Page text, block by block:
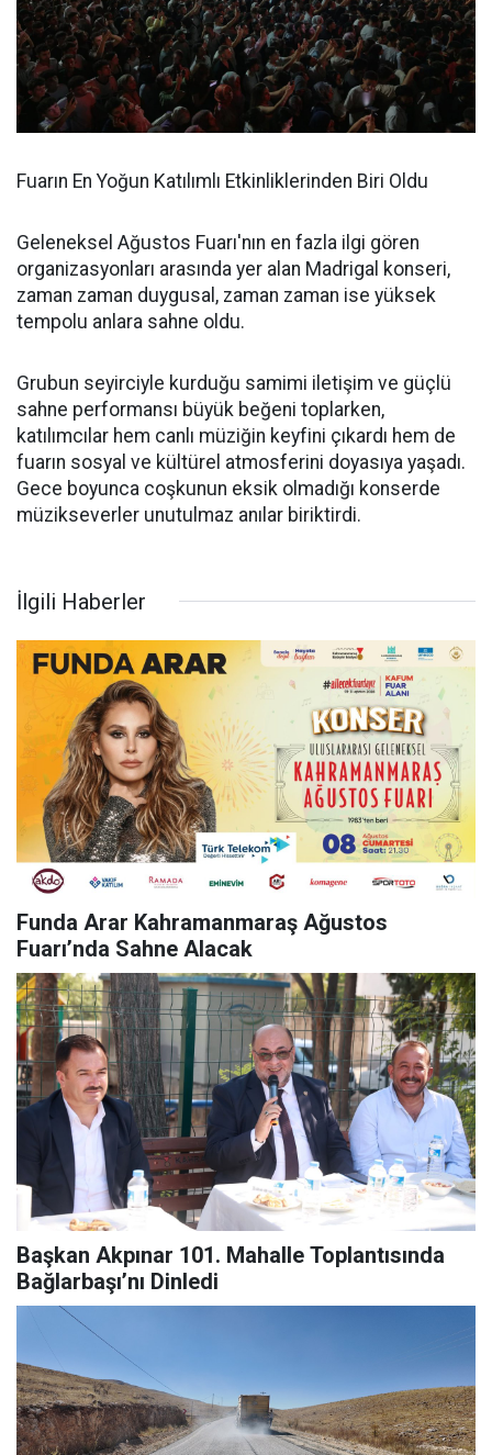
Fuarın En Yoğun Katılımlı Etkinliklerinden Biri Oldu
Geleneksel Ağustos Fuarı'nın en fazla ilgi gören
organizasyonları arasında yer alan Madrigal konseri,
zaman zaman duygusal, zaman zaman ise yüksek
tempolu anlara sahne oldu.
Grubun seyirciyle kurduğu samimi iletişim ve güçlü
sahne performansı büyük beğeni toplarken,
katılımcılar hem canlı müziğin keyfini çıkardı hem de
fuarın sosyal ve kültürel atmosferini doyasıya yaşadı.
Gece boyunca coşkunun eksik olmadığı konserde
müzikseverler unutulmaz anılar biriktirdi.
İlgili Haberler
Funda Arar Kahramanmaraş Ağustos
Fuarı’nda Sahne Alacak
Başkan Akpınar 101. Mahalle Toplantısında
Bağlarbaşı’nı Dinledi